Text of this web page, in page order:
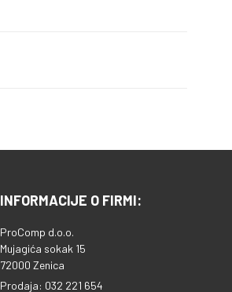
INFORMACIJE O FIRMI:
ProComp d.o.o.
Mujagića sokak 15
72000 Zenica
Prodaja: 032 221 654